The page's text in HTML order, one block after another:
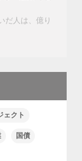
だ人は、億り
ェクト
国債